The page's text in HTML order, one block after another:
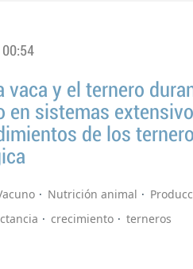
vaca y el ternero
en sistemas
de los
Nutrición animal
crecimiento terneros